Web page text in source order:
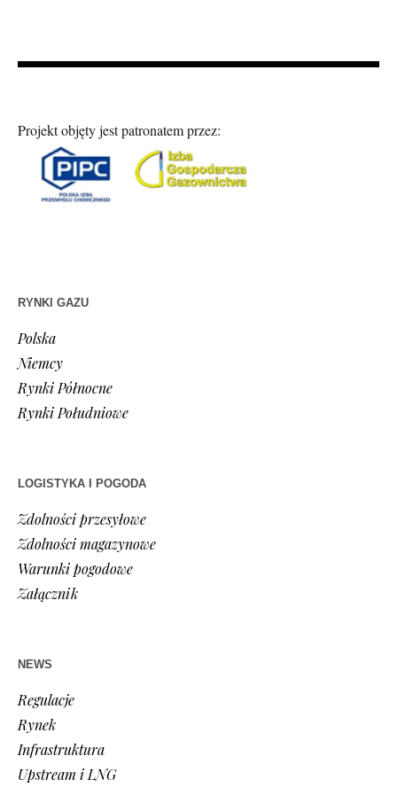
Projekt objęty jest patronatem przez:
RYNKI GAZU
Polska
Niemcy
Rynki Północne
Rynki Południowe
LOGISTYKA I POGODA
Zdolności przesyłowe
Zdolności magazynowe
Warunki pogodowe
Załącznik
NEWS
Regulacje
Rynek
Infrastruktura
Upstream i LNG